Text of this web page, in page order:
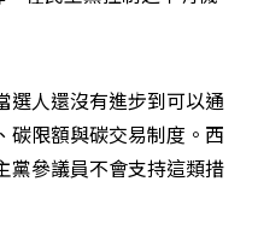
選人還沒有進步到可以通
碳限額與碳交易制度。西
黨參議員不會支持這類措